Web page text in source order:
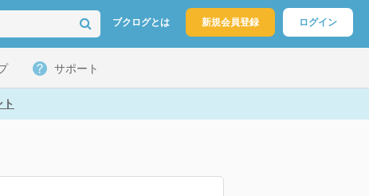
ブクログとは 新規会員登録 ログイン
サポート